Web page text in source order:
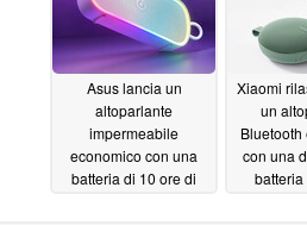
Asus lancia un
altoparlante
impermeabile
economico con una
batteria di 10 ore di
Xiaomi
un
con una